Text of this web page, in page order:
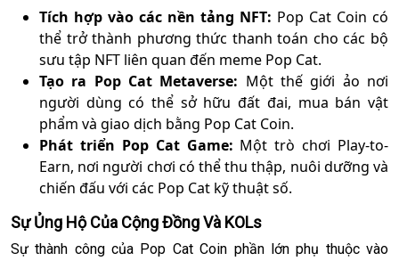
Tích hợp vào các nền tảng NFT: Pop Cat Coin có
thể trở thành phương thức thanh toán cho các bộ
sưu tập NFT liên quan đến meme Pop Cat.
Tạo ra Pop Cat Metaverse: Một thế giới ảo nơi
người dùng có thể sở hữu đất đai, mua bán vật
phẩm và giao dịch bằng Pop Cat Coin.
Phát triển Pop Cat Game: Một trò chơi Play-to-
Earn, nơi người chơi có thể thu thập, nuôi dưỡng và
chiến đấu với các Pop Cat kỹ thuật số.
Sự Ủng Hộ Của Cộng Đồng Và KOLs
Sự thành công của Pop Cat Coin phần lớn phụ thuộc vào